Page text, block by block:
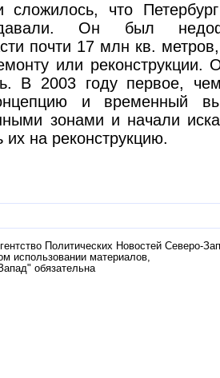
сложилось, что
Он был
почти 17 млн кв.
или реконструкции.
В 2003 году первое,
и временный
зонами и начали
их на реконструкцию.
Политических Новостей Северо-
использовании материалов,
обязательна